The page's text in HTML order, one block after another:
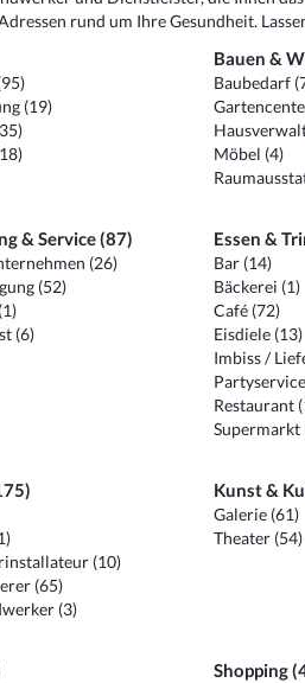
rund um Ihre Gesundheit.
(19)
Bauen &
Baubedarf
Möbel (4)
& Service (87)
(26)
(52)
(6)
Essen &
Bar (14)
Bäckerei (1)
Café (72)
Eisdiele (13)
Imbiss /
Restaurant
Supermarkt
(10)
(65)
(3)
Kunst &
Galerie (61)
Theater (54)
Shopping